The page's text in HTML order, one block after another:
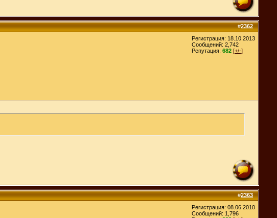
#2362
Регистрация: 18.10.2013
Сообщений: 2,742
Репутация: 682 [+/-]
#2363
Регистрация: 08.06.2010
Сообщений: 1,796